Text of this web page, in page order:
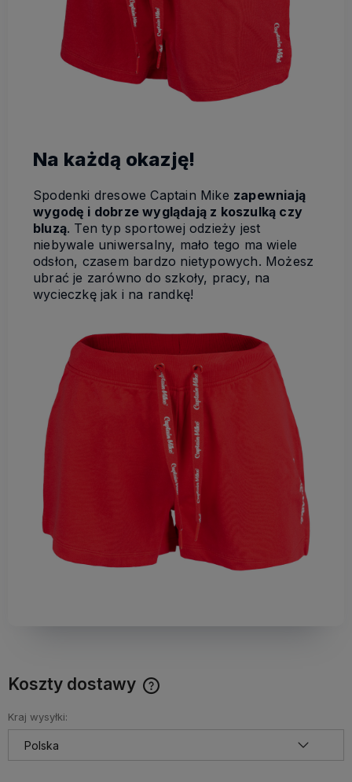
Na każdą okazję!
Spodenki dresowe Captain Mike zapewniają
wygodę i dobrze wyglądają z koszulką czy
bluzą. Ten typ sportowej odzieży jest
niebywale uniwersalny, mało tego ma wiele
odsłon, czasem bardzo nietypowych. Możesz
ubrać je zarówno do szkoły, pracy, na
wycieczkę jak i na randkę!
Koszty dostawy
produkty które nie mieszczą się do Paczkomatu nie
wchodzą w skład promocji. Koszty wysyłki dla przesyłek
pobraniowych mogą być droższe
Kraj wysyłki: